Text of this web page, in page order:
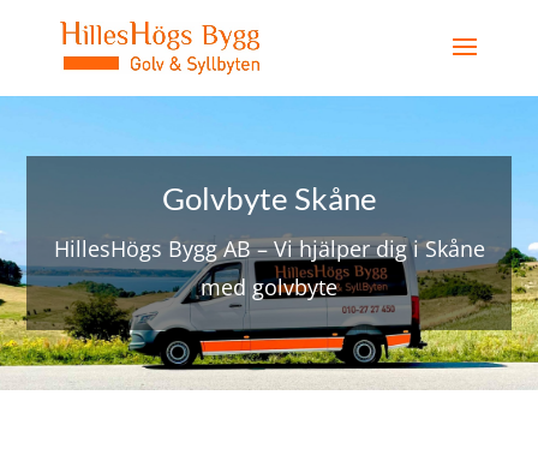
Golvbyte Skåne
HillesHögs Bygg AB – Vi hjälper dig i Skåne
med golvbyte